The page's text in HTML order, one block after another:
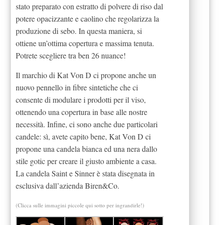
stato preparato con estratto di polvere di riso dal
potere opacizzante e caolino che regolarizza la
produzione di sebo. In questa maniera, si
ottiene un’ottima copertura e massima tenuta.
Potrete scegliere tra ben 26 nuance!
Il marchio di Kat Von D ci propone anche un
nuovo pennello in fibre sintetiche che ci
consente di modulare i prodotti per il viso,
ottenendo una copertura in base alle nostre
necessità. Infine, ci sono anche due particolari
candele: sì, avete capito bene, Kat Von D ci
propone una candela bianca ed una nera dallo
stile gotic per creare il giusto ambiente a casa.
La candela Saint e Sinner è stata disegnata in
esclusiva dall’azienda Biren&Co.
(Clicca sulle immagini piccole qui sotto per ingrandirle!)